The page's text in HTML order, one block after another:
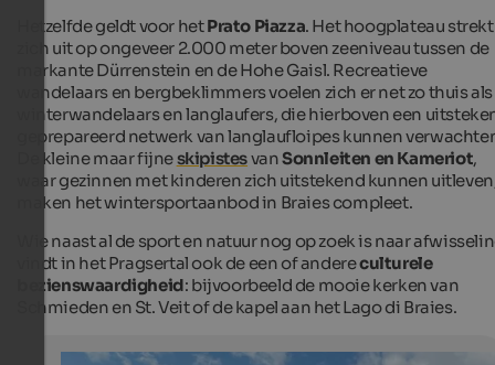
Hetzelfde geldt voor hetPrato Piazza. Het hoogplateau strekt
zich uit op ongeveer 2.000 meter boven zeeniveau tussen de
markante Dürrenstein en de Hohe Gaisl. Recreatieve
wandelaars en bergbeklimmers voelen zich er net zo thuis als
winterwandelaars en langlaufers, die hierboven een
geprepareerd netwerk van langlaufloipes kunnen
De kleine maar fijneskipistesvanSonnleiten en Kameriot,
waar gezinnen met kinderen zich uitstekend kunnen
maken het wintersportaanbod in Braies compleet.
Wie naast al de sport en natuur nog op zoek is naar
vindt in het Pragsertal ook de een of andereculturele
bezienswaardigheid: bijvoorbeeld de mooie kerken van
Schmieden en St. Veit of de kapel aan het Lago di Braies.